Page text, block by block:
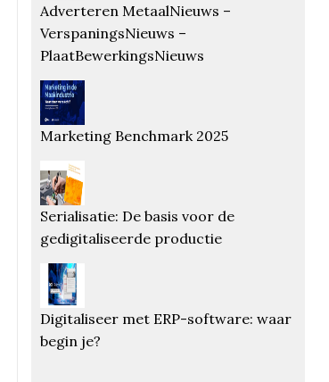
Adverteren MetaalNieuws –
VerspaningsNieuws –
PlaatBewerkingsNieuws
Marketing Benchmark 2025
Serialisatie: De basis voor de
gedigitaliseerde productie
Digitaliseer met ERP-software: waar
begin je?